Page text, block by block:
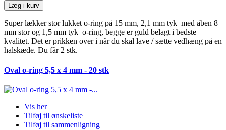
Læg i kurv
Super lækker stor lukket o-ring på 15 mm, 2,1 mm tyk med åben 8
mm stor og 1,5 mm tyk o-ring, begge er guld belagt i bedste
kvalitet. Det er prikken over i når du skal lave / sætte vedhæng på en
halskæde. Du får 2 stk.
Oval o-ring 5,5 x 4 mm - 20 stk
Vis her
Tilføj til ønskeliste
Tilføj til sammenligning